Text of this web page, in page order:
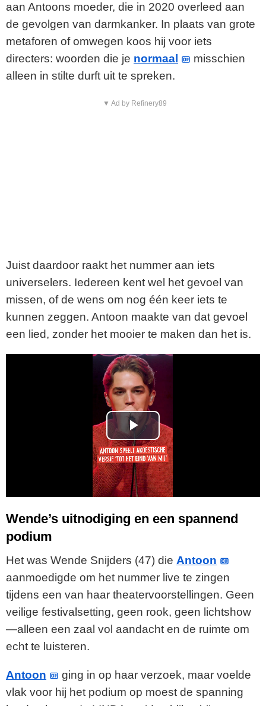
aan Antoons moeder, die in 2020 overleed aan
de gevolgen van darmkanker. In plaats van grote
metaforen of omwegen koos hij voor iets
directers: woorden die je normaal
misschien
alleen in stilte durft uit te spreken.
▼ Ad by Refinery89
Juist daardoor raakt het nummer aan iets
universelers. Iedereen kent wel het gevoel van
missen, of de wens om nog één keer iets te
kunnen zeggen. Antoon maakte van dat gevoel
een lied, zonder het mooier te maken dan het is.
P
l
a
y
i
d
e
Wende’s uitnodiging en een spannend
podium
Het was Wende Snijders (47) die Antoon
aanmoedigde om het nummer live te zingen
tijdens een van haar theatervoorstellingen. Geen
veilige festivalsetting, geen rook, geen lichtshow
—alleen een zaal vol aandacht en de ruimte om
echt te luisteren.
Antoon
ging in op haar verzoek, maar voelde
vlak voor hij het podium op moest de spanning